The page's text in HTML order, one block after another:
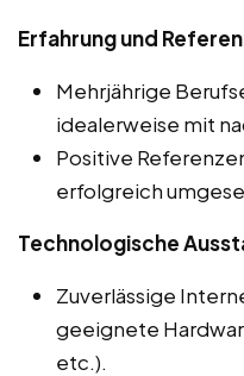
Erfahrung und
Mehrjährige
idealerweise mit
Positive
erfolgreich
Technologische
Zuverlässige
geeignete
etc.).